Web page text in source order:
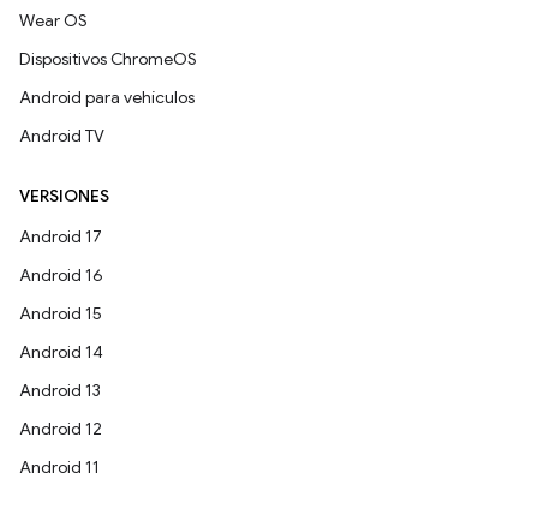
Wear OS
Dispositivos ChromeOS
Android para vehículos
Android TV
VERSIONES
Android 17
Android 16
Android 15
Android 14
Android 13
Android 12
Android 11